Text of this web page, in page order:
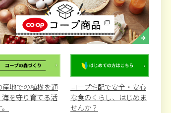
産地での植樹を通
海を守り育てる活
コープ宅配で安全・安心
な食のくらし、はじめま
せんか？